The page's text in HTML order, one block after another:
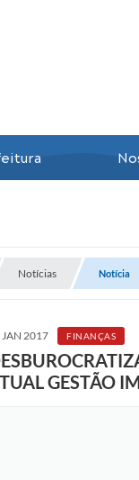
Notícias Notícia
JAN 2017 FINANÇAS
GESTÃO